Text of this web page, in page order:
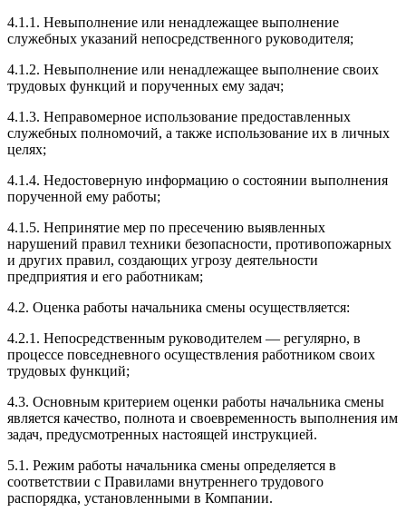
4.1.1. Невыполнение или ненадлежащее выполнение
служебных указаний непосредственного руководителя;
4.1.2. Невыполнение или ненадлежащее выполнение своих
трудовых функций и порученных ему задач;
4.1.3. Неправомерное использование предоставленных
служебных полномочий, а также использование их в личных
целях;
4.1.4. Недостоверную информацию о состоянии выполнения
порученной ему работы;
4.1.5. Непринятие мер по пресечению выявленных
нарушений правил техники безопасности, противопожарных
и других правил, создающих угрозу деятельности
предприятия и его работникам;
4.2. Оценка работы начальника смены осуществляется:
4.2.1. Непосредственным руководителем — регулярно, в
процессе повседневного осуществления работником своих
трудовых функций;
4.3. Основным критерием оценки работы начальника смены
является качество, полнота и своевременность выполнения им
задач, предусмотренных настоящей инструкцией.
5.1. Режим работы начальника смены определяется в
соответствии с Правилами внутреннего трудового
распорядка, установленными в Компании.